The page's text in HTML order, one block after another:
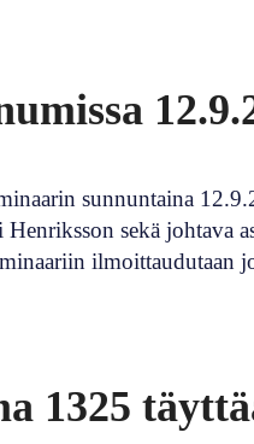
sunnuntaina
sekä johtava
1325